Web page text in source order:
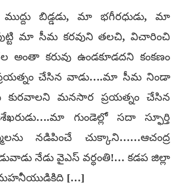
బిడ్డడు, మా భగీరధుడు, మా
మా సీమ కరవుని తలచి, విచారించి
అంతా కరువు ఉండకూడదని కంకణం
ప్రయత్నం చేసిన వాడు….మా సీమ నిండా
కురవాలని మనసార ప్రయత్నం చేసిన
గుండెల్లో సదా స్ఫూర్తి
నడిపించే చుక్కాని……ఆచంద్ర
నేడు వైఎస్ వర్ధంతి!… కడప జిల్లా
మహనీయుడికిది […]